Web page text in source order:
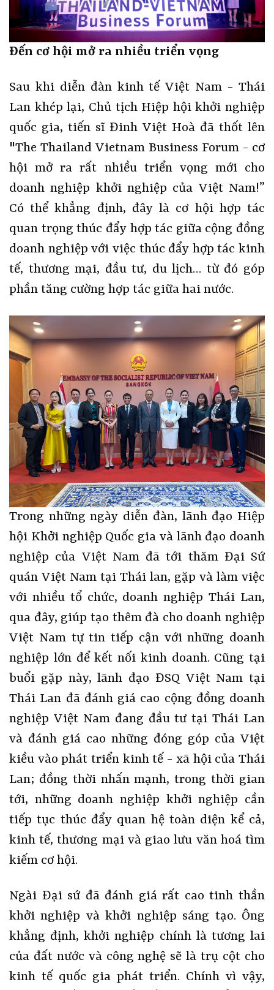
Đến cơ hội mở ra nhiều triển vọng
Sau khi diễn đàn kinh tế Việt Nam - Thái
Lan khép lại, Chủ tịch Hiệp hội khởi nghiệp
quốc gia, tiến sĩ Đinh Việt Hoà đã thốt lên
"The Thailand Vietnam Business Forum - cơ
hội mở ra rất nhiều triển vọng mới cho
doanh nghiệp khởi nghiệp của Việt Nam!”
Có thể khẳng định, đây là cơ hội hợp tác
quan trọng thúc đẩy hợp tác giữa cộng đồng
doanh nghiệp với việc thúc đẩy hợp tác kinh
tế, thương mại, đầu tư, du lịch… từ đó góp
phần tăng cường hợp tác giữa hai nước.
Trong những ngày diễn đàn, lãnh đạo Hiệp
hội Khởi nghiệp Quốc gia và lãnh đạo doanh
nghiệp của Việt Nam đã tới thăm Đại Sứ
quán Việt Nam tại Thái lan, gặp và làm việc
với nhiều tổ chức, doanh nghiệp Thái Lan,
qua đây, giúp tạo thêm đà cho doanh nghiệp
Việt Nam tự tin tiếp cận với những doanh
nghiệp lớn để kết nối kinh doanh. Cũng tại
buổi gặp này, lãnh đạo ĐSQ Việt Nam tại
Thái Lan đã đánh giá cao cộng đồng doanh
nghiệp Việt Nam đang đầu tư tại Thái Lan
và đánh giá cao những đóng góp của Việt
kiều vào phát triển kinh tế - xã hội của Thái
Lan; đồng thời nhấn mạnh, trong thời gian
tới, những doanh nghiệp khởi nghiệp cần
tiếp tục thúc đẩy quan hệ toàn diện kể cả,
kinh tế, thương mại và giao lưu văn hoá tìm
kiếm cơ hội.
Ngài Đại sứ đã đánh giá rất cao tinh thần
khởi nghiệp và khởi nghiệp sáng tạo. Ông
khẳng định, khởi nghiệp chính là tương lai
của đất nước và công nghệ sẽ là trụ cột cho
kinh tế quốc gia phát triển. Chính vì vậy,